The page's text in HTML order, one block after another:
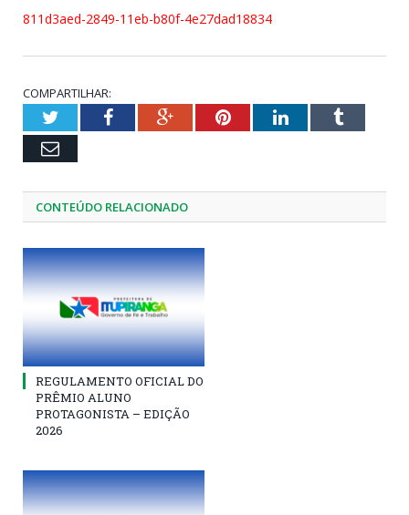
811d3aed-2849-11eb-b80f-4e27dad18834
COMPARTILHAR:
TwitterFacebookGoogle+PinterestLinkedInTumblr
Email
CONTEÚDO RELACIONADO
REGULAMENTO OFICIAL DO
PRÊMIO ALUNO
PROTAGONISTA – EDIÇÃO
2026